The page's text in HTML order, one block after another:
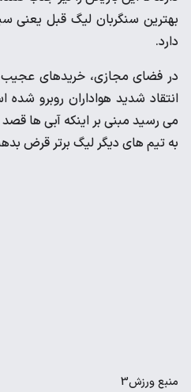
بهترین سنگربان لیگ قبل یعنی
دارد.
در فضای مجازی، خریدهای
انتقاد شدید هواداران روبرو
می رسید مبنی بر اینکه آبی ها قصد
به تیم های دیگر لیگ برتر قرض
منبعورزش3